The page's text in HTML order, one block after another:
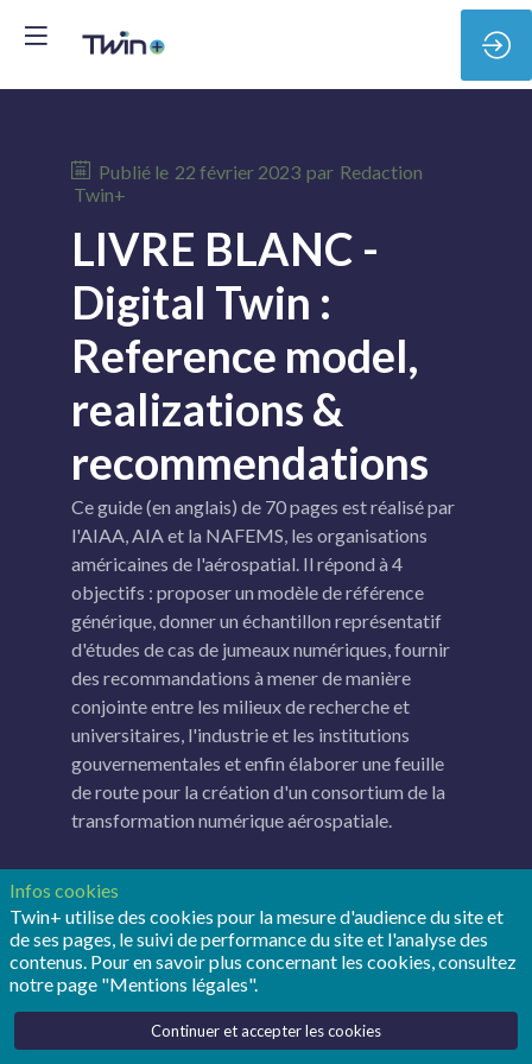
Publié le 22 février 2023 par Redaction
Twin+
LIVRE BLANC -
Digital Twin :
Reference model,
realizations &
recommendations
Ce guide (en anglais) de 70 pages est réalisé par
l'AIAA, AIA et la NAFEMS, les organisations
américaines de l'aérospatial. Il répond à 4
objectifs : proposer un modèle de référence
générique, donner un échantillon représentatif
d'études de cas de jumeaux numériques, fournir
des recommandations à mener de manière
conjointe entre les milieux de recherche et
universitaires, l'industrie et les institutions
gouvernementales et enfin élaborer une feuille
de route pour la création d'un consortium de la
transformation numérique aérospatiale.
Infos cookies
Twin+ utilise des cookies pour la mesure d'audience du site et
de ses pages, le suivi de performance du site et l'analyse des
contenus. Pour en savoir plus concernant les cookies, consultez
notre page "Mentions légales".
Continuer et accepter les cookies